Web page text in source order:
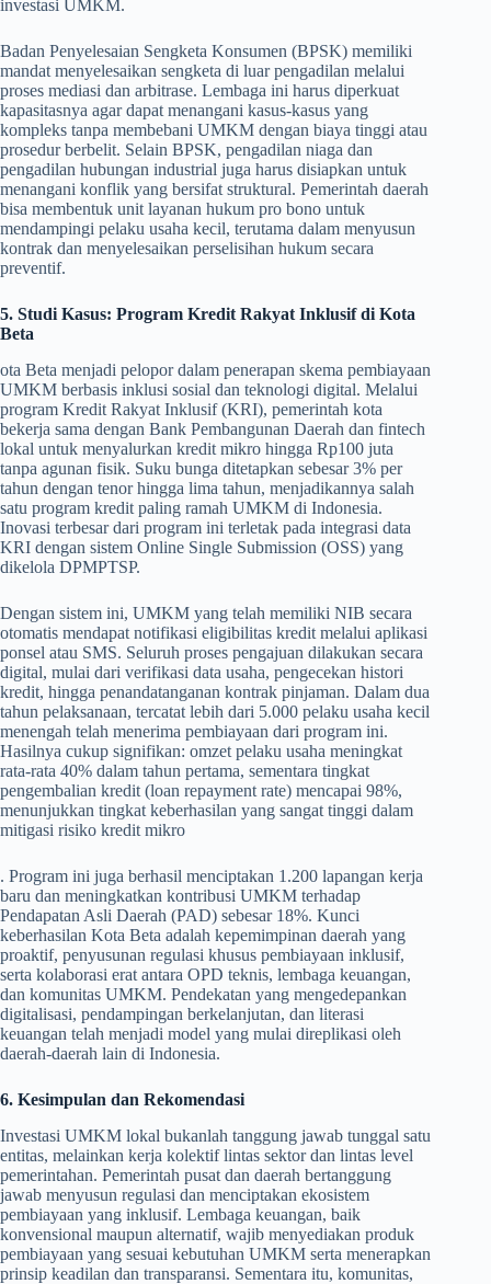
investasi UMKM.
Badan Penyelesaian Sengketa Konsumen (BPSK) memiliki
mandat menyelesaikan sengketa di luar pengadilan melalui
proses mediasi dan arbitrase. Lembaga ini harus diperkuat
kapasitasnya agar dapat menangani kasus-kasus yang
kompleks tanpa membebani UMKM dengan biaya tinggi atau
prosedur berbelit. Selain BPSK, pengadilan niaga dan
pengadilan hubungan industrial juga harus disiapkan untuk
menangani konflik yang bersifat struktural. Pemerintah daerah
bisa membentuk unit layanan hukum pro bono untuk
mendampingi pelaku usaha kecil, terutama dalam menyusun
kontrak dan menyelesaikan perselisihan hukum secara
preventif.
5. Studi Kasus: Program Kredit Rakyat Inklusif di Kota
Beta
ota Beta menjadi pelopor dalam penerapan skema pembiayaan
UMKM berbasis inklusi sosial dan teknologi digital. Melalui
program Kredit Rakyat Inklusif (KRI), pemerintah kota
bekerja sama dengan Bank Pembangunan Daerah dan fintech
lokal untuk menyalurkan kredit mikro hingga Rp100 juta
tanpa agunan fisik. Suku bunga ditetapkan sebesar 3% per
tahun dengan tenor hingga lima tahun, menjadikannya salah
satu program kredit paling ramah UMKM di Indonesia.
Inovasi terbesar dari program ini terletak pada integrasi data
KRI dengan sistem Online Single Submission (OSS) yang
dikelola DPMPTSP.
Dengan sistem ini, UMKM yang telah memiliki NIB secara
otomatis mendapat notifikasi eligibilitas kredit melalui aplikasi
ponsel atau SMS. Seluruh proses pengajuan dilakukan secara
digital, mulai dari verifikasi data usaha, pengecekan histori
kredit, hingga penandatanganan kontrak pinjaman. Dalam dua
tahun pelaksanaan, tercatat lebih dari 5.000 pelaku usaha kecil
menengah telah menerima pembiayaan dari program ini.
Hasilnya cukup signifikan: omzet pelaku usaha meningkat
rata-rata 40% dalam tahun pertama, sementara tingkat
pengembalian kredit (loan repayment rate) mencapai 98%,
menunjukkan tingkat keberhasilan yang sangat tinggi dalam
mitigasi risiko kredit mikro
. Program ini juga berhasil menciptakan 1.200 lapangan kerja
baru dan meningkatkan kontribusi UMKM terhadap
Pendapatan Asli Daerah (PAD) sebesar 18%. Kunci
keberhasilan Kota Beta adalah kepemimpinan daerah yang
proaktif, penyusunan regulasi khusus pembiayaan inklusif,
serta kolaborasi erat antara OPD teknis, lembaga keuangan,
dan komunitas UMKM. Pendekatan yang mengedepankan
digitalisasi, pendampingan berkelanjutan, dan literasi
keuangan telah menjadi model yang mulai direplikasi oleh
daerah-daerah lain di Indonesia.
6. Kesimpulan dan Rekomendasi
Investasi UMKM lokal bukanlah tanggung jawab tunggal satu
entitas, melainkan kerja kolektif lintas sektor dan lintas level
pemerintahan. Pemerintah pusat dan daerah bertanggung
jawab menyusun regulasi dan menciptakan ekosistem
pembiayaan yang inklusif. Lembaga keuangan, baik
konvensional maupun alternatif, wajib menyediakan produk
pembiayaan yang sesuai kebutuhan UMKM serta menerapkan
prinsip keadilan dan transparansi. Sementara itu, komunitas,